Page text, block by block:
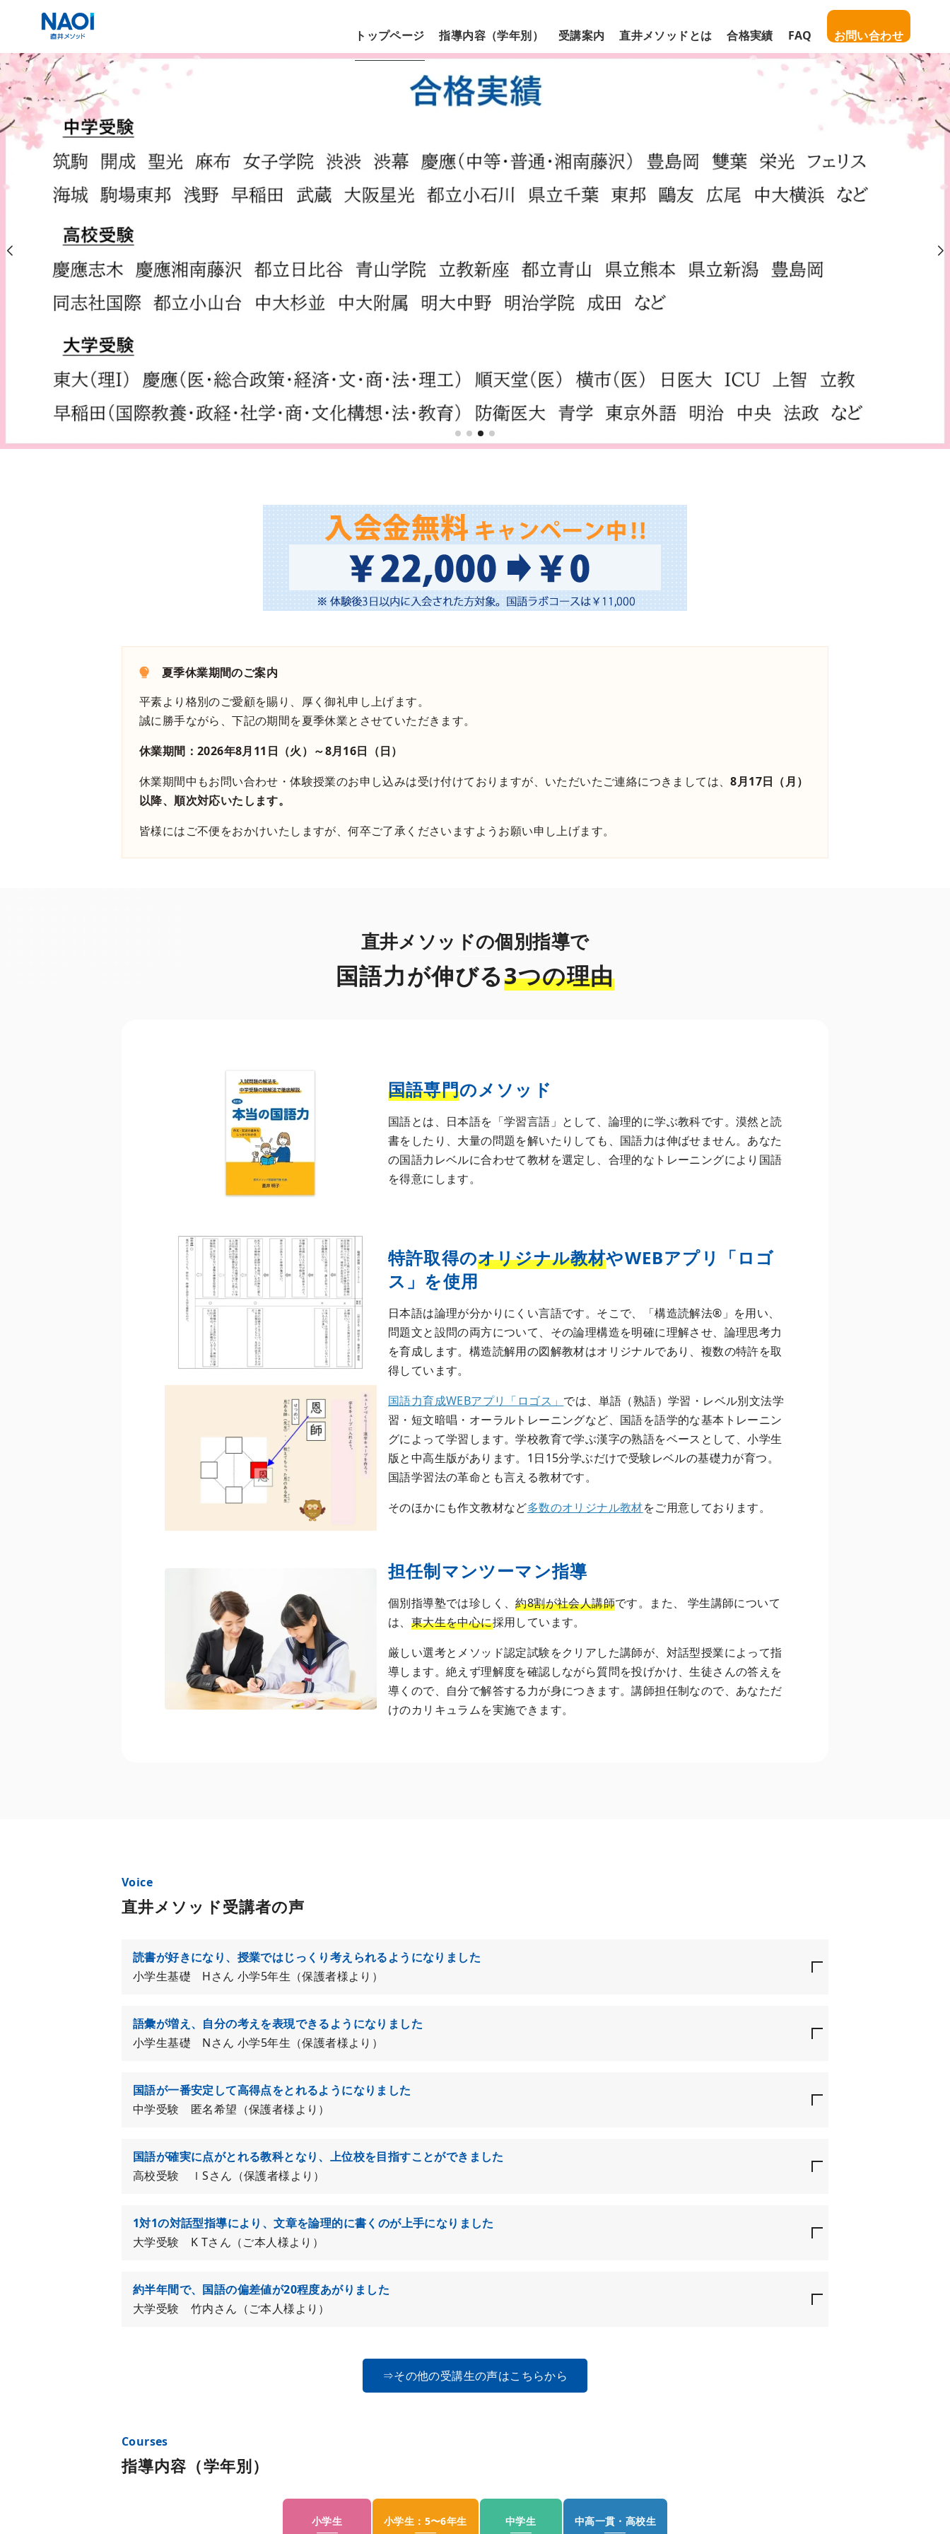
コ
ン
テ
ン
ツ
トップページ 指導内容（学年別） 受講案内 直井メソッドとは 合格実績 FAQ お問い合わせ
夏季休業期間のご案内
平素より格別のご愛顧を賜り、厚く御礼申し上げます。
誠に勝手ながら、下記の期間を夏季休業とさせていただきます。
休業期間：2026年8月11日（火）～8月16日（日）
休業期間中もお問い合わせ・体験授業のお申し込みは受け付けておりますが、いただいたご連絡につきましては、8月17日（月）
以降、順次対応いたします。
皆様にはご不便をおかけいたしますが、何卒ご了承くださいますようお願い申し上げます。
国語力が伸びる3つの理由
国語専門のメソッド
国語とは、日本語を「学習言語」として、論理的に学ぶ教科です。漠然と読
書をしたり、大量の問題を解いたりしても、国語力は伸ばせません。あなた
の国語力レベルに合わせて教材を選定し、合理的なトレーニングにより国語
を得意にします。
特許取得のオリジナル教材やWEBアプリ「ロゴ
ス」を使用
日本語は論理が分かりにくい言語です。そこで、「構造読解法®」を用い、
問題文と設問の両方について、その論理構造を明確に理解させ、論理思考力
を育成します。構造読解用の図解教材はオリジナルであり、複数の特許を取
得しています。
国語力育成WEBアプリ「ロゴス」 では、単語（熟語）学習・レベル別文法学
習・短文暗唱・オーラルトレーニングなど、国語を語学的な基本トレーニン
グによって学習します。学校教育で学ぶ漢字の熟語をベースとして、小学生
版と中高生版があります。1日15分学ぶだけで受験レベルの基礎力が育つ。
国語学習法の革命とも言える教材です。
そのほかにも作文教材など多数のオリジナル教材をご用意しております。
担任制マンツーマン指導
個別指導塾では珍しく、約8割が社会人講師です。また、 学生講師について
は、 東大生を中心に採用しています。
厳しい選考とメソッド認定試験をクリアした講師が、対話型授業によって指
導します。絶えず理解度を確認しながら質問を投げかけ、生徒さんの答えを
導くので、自分で解答する力が身につきます。講師担任制なので、あなただ
けのカリキュラムを実施できます。
直井メソッド受講者の声
読書が好きになり、授業ではじっくり考えられるようになりました
小学生基礎 Hさん 小学5年生（保護者様より）
語彙が増え、自分の考えを表現できるようになりました
小学生基礎 Nさん 小学5年生（保護者様より）
国語が一番安定して高得点をとれるようになりました
中学受験 匿名希望（保護者様より）
国語が確実に点がとれる教科となり、上位校を目指すことができました
高校受験 ｌSさん（保護者様より）
1対1の対話型指導により、文章を論理的に書くのが上手になりました
大学受験 K Tさん（ご本人様より）
約半年間で、国語の偏差値が20程度あがりました
大学受験 竹内さん（ご本人様より）
⇒その他の受講生の声はこちらから
指導内容（学年別）